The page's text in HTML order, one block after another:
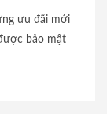
ưu đãi mới
bảo mật